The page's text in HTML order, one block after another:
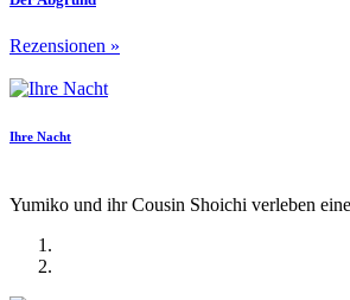
Rezensionen »
Ihre Nacht
Yumiko und ihr Cousin Shoichi verleben